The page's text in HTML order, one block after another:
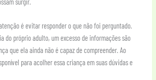
é evitar responder o que não foi perguntado.
do próprio adulto, um excesso de informações são
que ela ainda não é capaz de compreender. Ao
para acolher essa criança em suas dúvidas e